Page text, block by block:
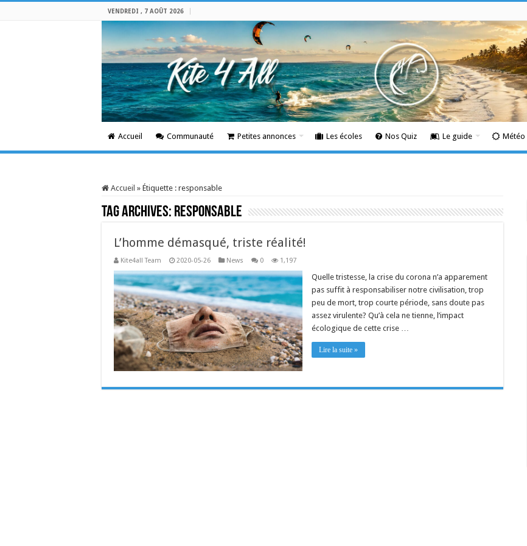
VENDREDI , 7 AOÛT 2026
Accueil Communauté Petites annonces Les écoles Nos Quiz Le guide Météo
Accueil » Étiquette : responsable
Tag Archives: responsable
L’homme démasqué, triste réalité!
Kite4all Team 2020-05-26 News 0 1,197
Quelle tristesse, la crise du corona n’a apparement
pas suffit à responsabiliser notre civilisation, trop
peu de mort, trop courte période, sans doute pas
assez virulente? Qu’à cela ne tienne, l’impact
écologique de cette crise …
Lire la suite »